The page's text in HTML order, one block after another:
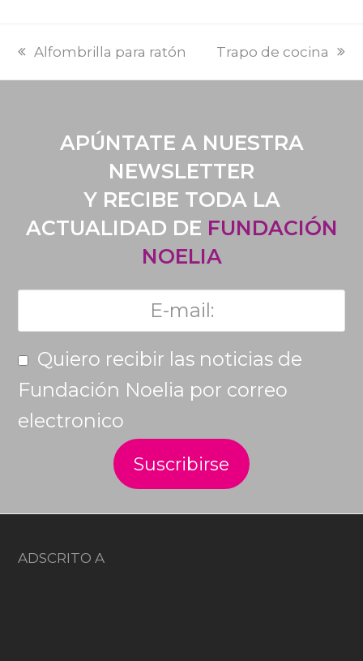
Alfombrilla para ratón
NEXT
Trapo de cocina
APÚNTATE A NUESTRA
NEWSLETTER
Y RECIBE TODA LA
ACTUALIDAD DE FUNDACIÓN
NOELIA
Quiero recibir las noticias de
Fundación Noelia por correo
electronico
ADSCRITO A